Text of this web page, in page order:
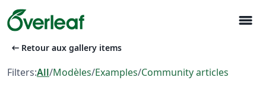
menu
arrow_left_alt Retour aux gallery items
Filters:All/Modèles/Examples/Community articles